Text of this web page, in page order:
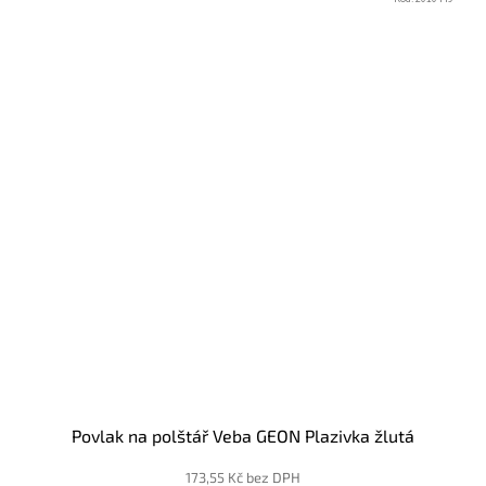
Povlak na polštář Veba GEON Plazivka žlutá
173,55 Kč bez DPH